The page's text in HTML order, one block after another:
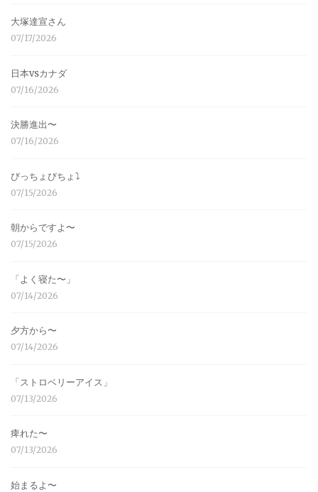
大塚達宣さん
07/17/2026
日本vsカナダ
07/16/2026
決勝進出〜
07/16/2026
びっちょびちょ⤵︎
07/15/2026
朝からですよ〜
07/15/2026
「よく寝た〜」
07/14/2026
夕方から〜
07/14/2026
「ストロベリーアイス」
07/13/2026
痺れた〜
07/13/2026
始まるよ〜